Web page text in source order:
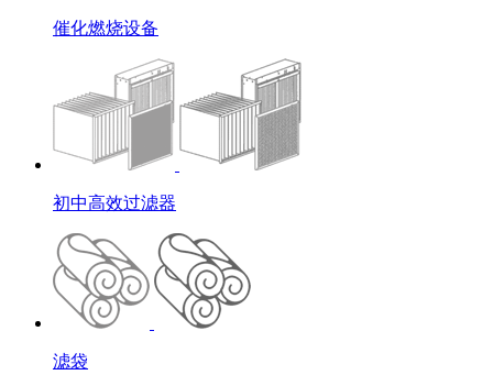
催化燃烧设备
初中高效过滤器
滤袋